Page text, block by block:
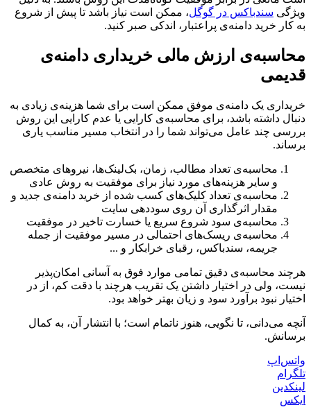
ویژگی سندباکس در گوگل، ممکن است نیاز باشد تا پیش از شروع
به کار خرید دامنه‌ی پراعتبار، اندکی صبر کنید.
محاسبه‌ی ارزش مالی خریداری دامنه‌ی
قدیمی
خریداری یک دامنه‌ی موفق ممکن است برای شما هزینه‌ی زیادی به
دنبال داشته باشد، برای محاسبه‌ی کارایی یا عدم کارایی این روش
بررسی چند عامل می‌تواند شما را در انتخاب مسیر مناسب یاری
برساند.
محاسبه‌ی تعداد مطالب، زمان، بک‌لینک‌ها، نیروهای متخصص
و سایر هزینه‌های مورد نیاز برای موفقیت به روش عادی
محاسبه‌ی تعداد کلیک‌های کسب شده از خرید دامنه‌ی جدید و
مقدار اثرگذاری آن روی سوددهی سایت
محاسبه‌ی سود شروع سریع یا خسارت تاخیر در موفقیت
محاسبه‌ی ریسک‌های احتمالی در مسیر موفقیت از جمله
جریمه، سندباکس، رقبای خرابکار و ...
هرچند محاسبه‌ی دقیق تمامی موارد فوق به آسانی امکان‌پذیر
نیست، ولی در اختیار داشتن یک تقریب هرچند با دقت کم، از در
اختیار نبود برآورد سود و زیان بهتر خواهد بود.
آنچه می‌دانی، تا نگویی، هنوز ناتمام است؛ با انتشار آن، به کمال
برسانش.
واتس‌اپ
تلگرام
لینکدین
ایکس